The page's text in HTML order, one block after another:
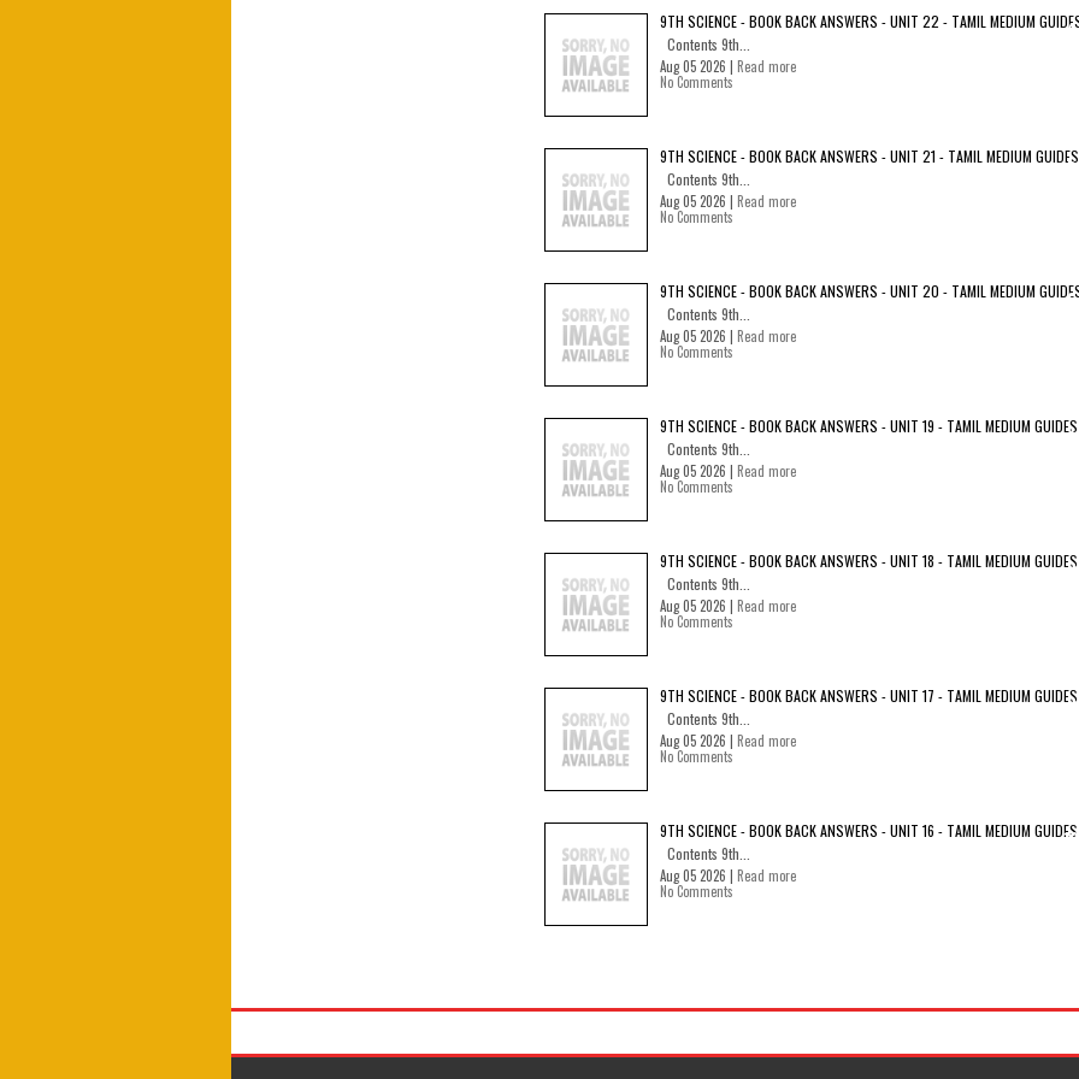
9TH SCIENCE - BOOK BACK ANSWERS - UNIT 22 - TAMIL MEDIUM
Contents 9th...
Aug 05 2026 | Read more
No Comments
9TH SCIENCE - BOOK BACK ANSWERS - UNIT 21 - TAMIL MEDIUM GUIDES
Contents 9th...
Aug 05 2026 | Read more
No Comments
9TH SCIENCE - BOOK BACK ANSWERS - UNIT 20 - TAMIL MEDIUM
Contents 9th...
Aug 05 2026 | Read more
No Comments
9TH SCIENCE - BOOK BACK ANSWERS - UNIT 19 - TAMIL MEDIUM GUIDES
Contents 9th...
Aug 05 2026 | Read more
No Comments
9TH SCIENCE - BOOK BACK ANSWERS - UNIT 18 - TAMIL MEDIUM GUIDES
Contents 9th...
Aug 05 2026 | Read more
No Comments
9TH SCIENCE - BOOK BACK ANSWERS - UNIT 17 - TAMIL MEDIUM GUIDES
Contents 9th...
Aug 05 2026 | Read more
No Comments
9TH SCIENCE - BOOK BACK ANSWERS - UNIT 16 - TAMIL MEDIUM GUIDES
Contents 9th...
Aug 05 2026 | Read more
No Comments